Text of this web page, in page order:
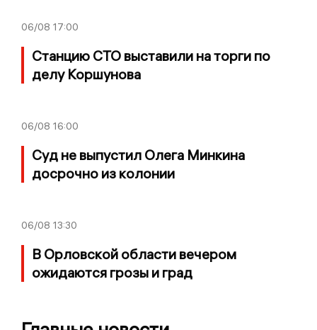
06/08 17:00
Станцию СТО выставили на торги по
делу Коршунова
06/08 16:00
Суд не выпустил Олега Минкина
досрочно из колонии
06/08 13:30
В Орловской области вечером
ожидаются грозы и град